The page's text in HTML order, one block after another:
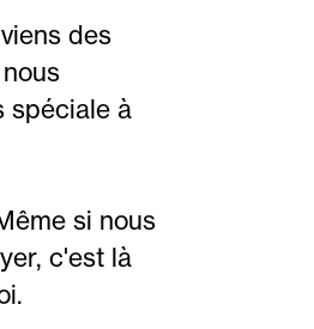
des
spéciale à
si nous
c'est là